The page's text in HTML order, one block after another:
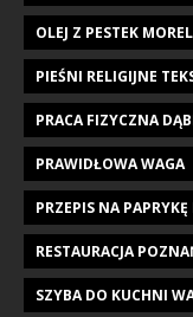
OLEJ Z PESTEK
PIEŚNI RELIGIJNE
PRACA FIZYCZNA
PRAWIDŁOWA WAGA
PRZEPIS NA
RESTAURACJA
SZYBA DO KUCHNI